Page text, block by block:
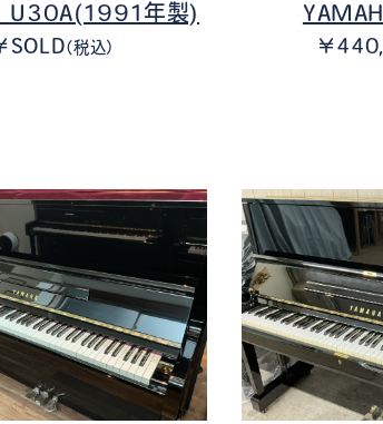
U30A(1991年製)
SOLD（税込） ￥